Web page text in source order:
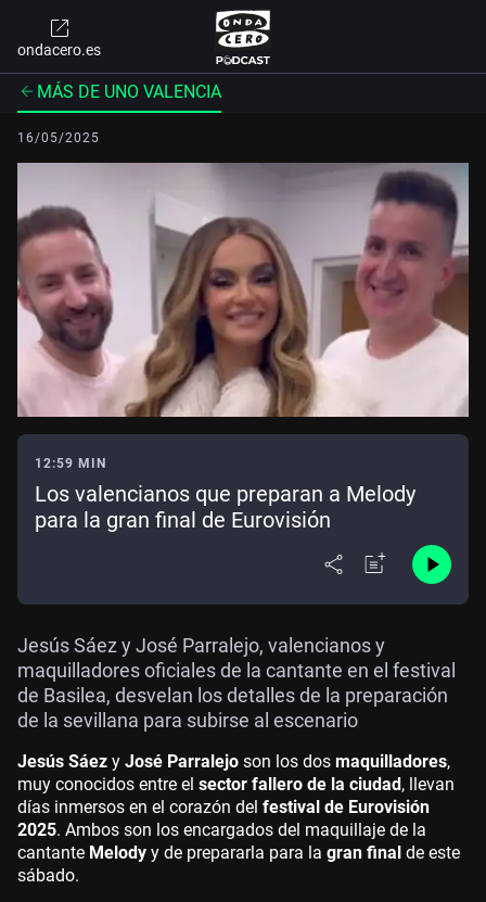
ondacero.es
MÁS DE UNO VALENCIA
16/05/2025
12:59 MIN
Los valencianos que preparan a Melody
para la gran final de Eurovisión
Jesús Sáez y José Parralejo, valencianos y
maquilladores oficiales de la cantante en el festival
de Basilea, desvelan los detalles de la preparación
de la sevillana para subirse al escenario
Jesús Sáez y José Parralejo son los dos maquilladores,
muy conocidos entre el sector fallero de la ciudad, llevan
días inmersos en el corazón del festival de Eurovisión
2025. Ambos son los encargados del maquillaje de la
cantante Melody y de prepararla para la gran final de este
sábado.